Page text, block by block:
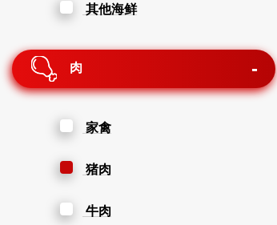
其他海鲜
肉
家禽
猪肉
牛肉